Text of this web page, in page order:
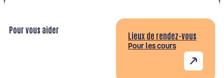
Pour vous aider
Lieux de rendez-vous
Pour les cours